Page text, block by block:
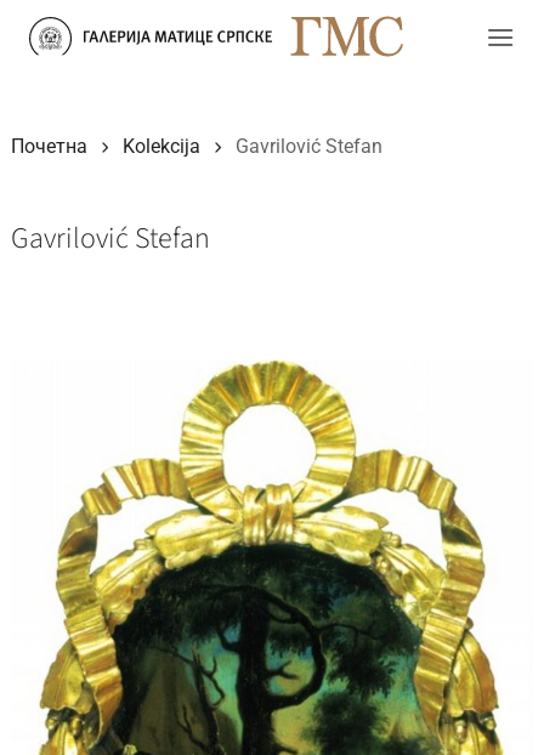
Прескочи
Почетна Kolekcija Gavrilović Stefan
Gavrilović Stefan